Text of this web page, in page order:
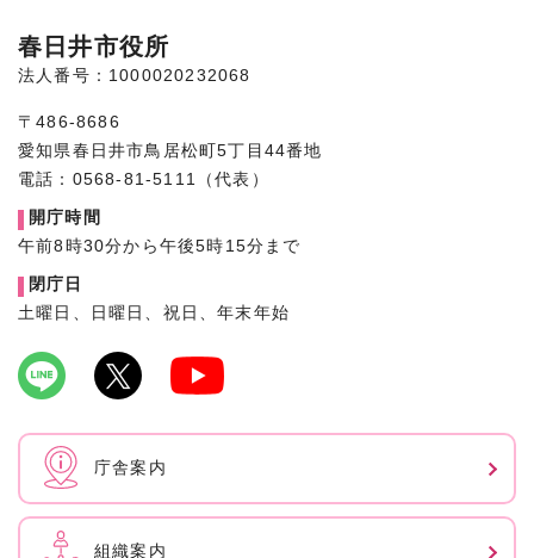
春日井市役所
法人番号：1000020232068
〒486-8686
愛知県春日井市鳥居松町5丁目44番地
電話：0568-81-5111（代表）
開庁時間
午前8時30分から午後5時15分まで
閉庁日
土曜日、日曜日、祝日、年末年始
庁舎案内
組織案内